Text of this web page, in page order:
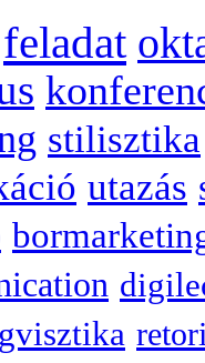
feladat
stilisztika
utazás